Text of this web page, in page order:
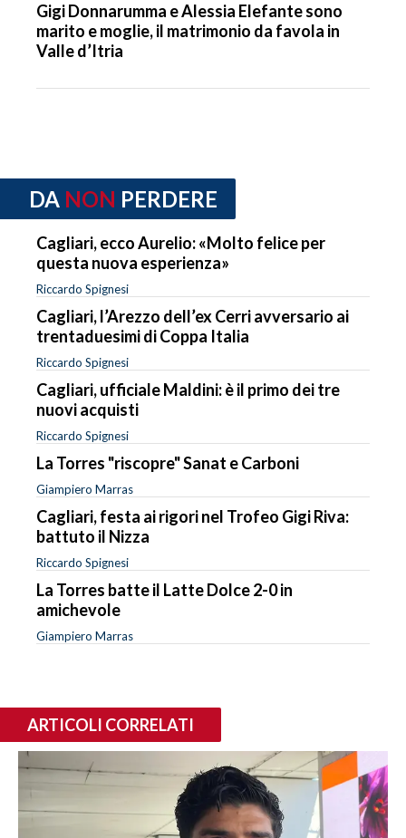
Gigi Donnarumma e Alessia Elefante sono
marito e moglie, il matrimonio da favola in
Valle d’Itria
DA NON PERDERE
Cagliari, ecco Aurelio: «Molto felice per
questa nuova esperienza»
Riccardo Spignesi
Cagliari, l’Arezzo dell’ex Cerri avversario ai
trentaduesimi di Coppa Italia
Riccardo Spignesi
Cagliari, ufficiale Maldini: è il primo dei tre
nuovi acquisti
Riccardo Spignesi
La Torres "riscopre" Sanat e Carboni
Giampiero Marras
Cagliari, festa ai rigori nel Trofeo Gigi Riva:
battuto il Nizza
Riccardo Spignesi
La Torres batte il Latte Dolce 2-0 in
amichevole
Giampiero Marras
ARTICOLI CORRELATI